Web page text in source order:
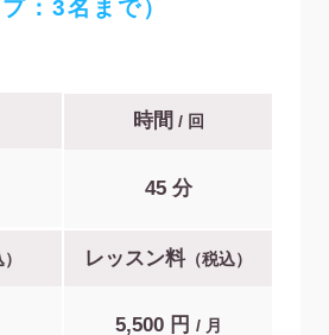
：3名まで）
時間 / 回
45 分
レッスン料（税込）
5,500 円 / 月